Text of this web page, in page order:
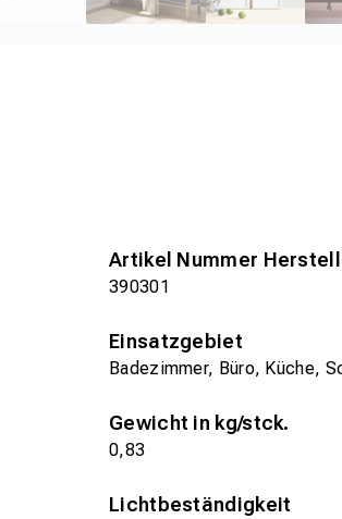
Artikel Nummer
390301
Einsatzgebiet
Badezimmer, Büro, Küche,
Gewicht in kg/stck.
0,83
Lichtbeständigkeit